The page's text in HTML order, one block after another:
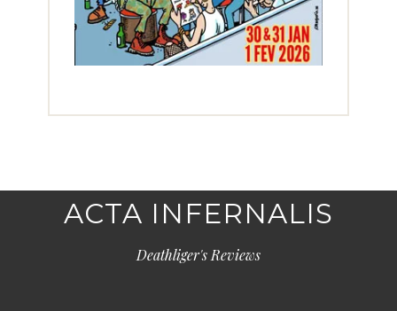
ACTA INFERNALIS
Deathliger's Reviews